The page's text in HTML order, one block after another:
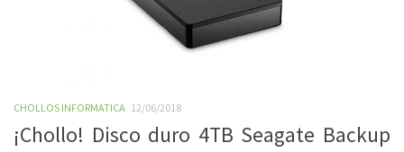
CHOLLOS INFORMATICA 12/06/2018
¡Chollo! Disco duro 4TB Seagate Backup